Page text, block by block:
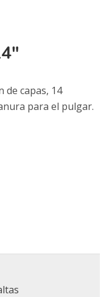
de capas, 14
para el pulgar.